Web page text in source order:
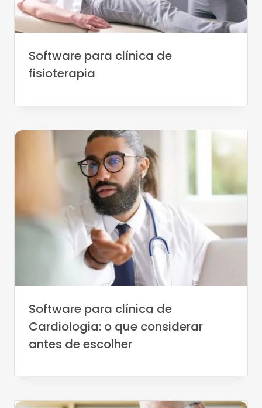
Software para clínica de
fisioterapia
Software para clínica de
Cardiologia: o que considerar
antes de escolher